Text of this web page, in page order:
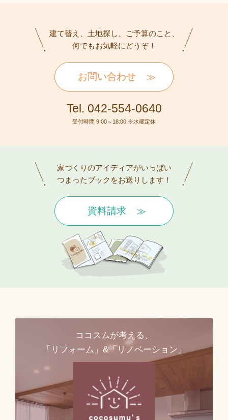
建て替え、土地探し、ご予算のこと、
何でもお気軽にどうぞ！
お問い合わせ
Tel. 042-554-0640
受付時間 9:00～18:00 ※水曜定休
家づくりのアイディアがいっぱい
つまったブックをお送りします！
資料請求
ココスムが考える、
「リフォーム」&「リノベーション」